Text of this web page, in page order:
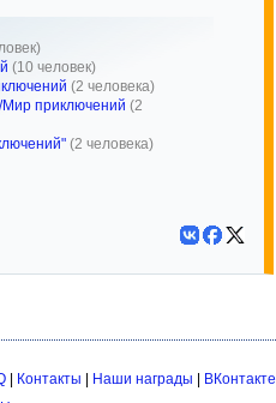
(10 человек)
(2 человека)
приключений (2
(2 человека)
| Контакты Наши награды
ВКонтакте